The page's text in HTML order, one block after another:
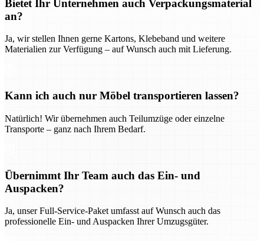
Bietet Ihr Unternehmen auch Verpackungsmaterial
an?
Ja, wir stellen Ihnen gerne Kartons, Klebeband und weitere
Materialien zur Verfügung – auf Wunsch auch mit Lieferung.
Kann ich auch nur Möbel transportieren lassen?
Natürlich! Wir übernehmen auch Teilumzüge oder einzelne
Transporte – ganz nach Ihrem Bedarf.
Übernimmt Ihr Team auch das Ein- und
Auspacken?
Ja, unser Full-Service-Paket umfasst auf Wunsch auch das
professionelle Ein- und Auspacken Ihrer Umzugsgüter.